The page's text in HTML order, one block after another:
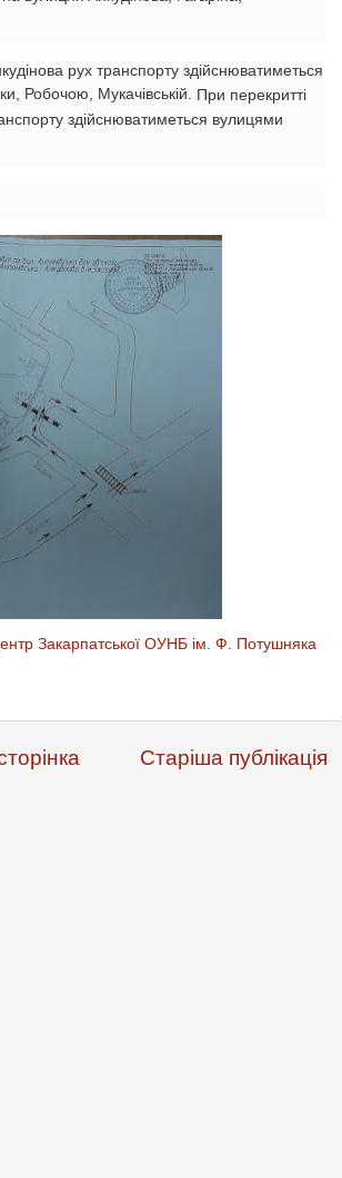
рух транспорту здійснюватиметься
Робочою, Мукачівській. При перекритті
здійснюватиметься вулицями
Закарпатської ОУНБ ім. Ф. Потушняка
Старіша публікація